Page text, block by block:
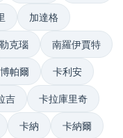
加達格
勒克瑙 南羅伊賈特
博帕爾 卡利安
吉 卡拉庫里奇
卡納 卡納爾